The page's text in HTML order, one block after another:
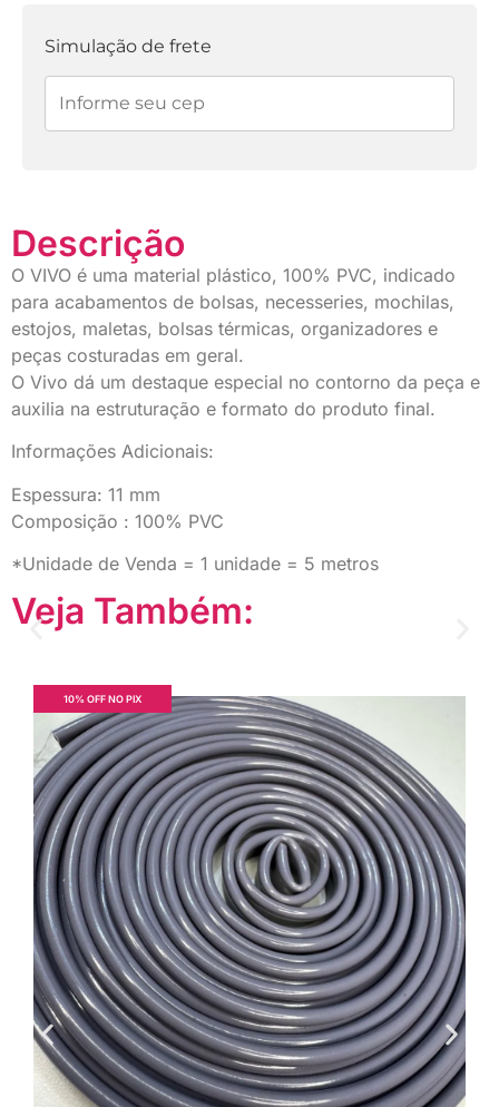
Simulação de frete
Descrição
O VIVO é uma material plástico, 100% PVC, indicado
para acabamentos de bolsas, necesseries, mochilas,
estojos, maletas, bolsas térmicas, organizadores e
peças costuradas em geral.
O Vivo dá um destaque especial no contorno da peça e
auxilia na estruturação e formato do produto final.
Informações Adicionais:
Espessura: 11 mm
Composição : 100% PVC
*Unidade de Venda = 1 unidade = 5 metros
Veja Também:
10% OFF NO PIX